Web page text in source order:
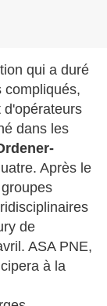
qui a duré
compliqués,
d'opérateurs
dans les
Après le
de
ASA PNE,
à la